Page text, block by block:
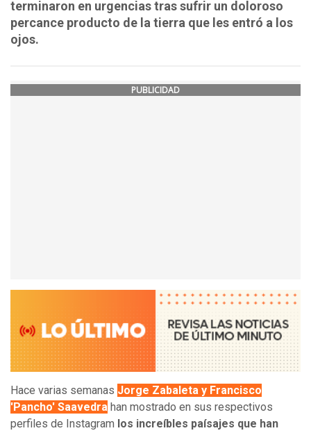
terminaron en urgencias tras sufrir un doloroso
percance producto de la tierra que les entró a los
ojos.
PUBLICIDAD
Hace varias semanas Jorge Zabaleta y Francisco
'Pancho' Saavedra han mostrado en sus respectivos
perfiles de Instagram los increíbles paísajes que han